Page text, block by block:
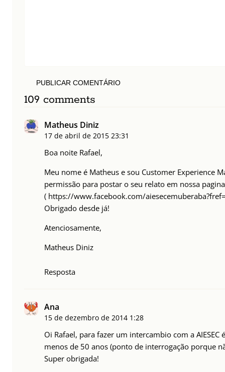
PUBLICAR COMENTÁRIO
109 comments
Matheus Diniz
17 de abril de 2015 23:31
Boa noite Rafael,
Meu nome é Matheus e sou Customer Experience
permissão para postar o seu relato em nossa pagina
( https://www.facebook.com/
Obrigado desde já!
Atenciosamente,
Matheus Diniz
Resposta
Ana
15 de dezembro de 2014 1:28
Oi Rafael, para fazer um intercambio com a
menos de 50 anos (ponto de interrogação porque
Super obrigada!